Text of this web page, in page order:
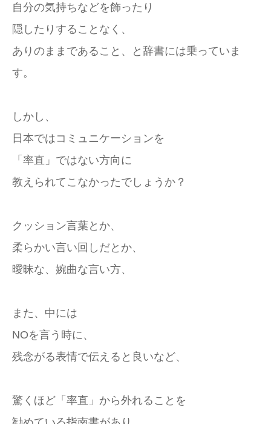
自分の気持ちなどを飾ったり
隠したりすることなく、
ありのままであること、と辞書には乗っていま
す。
しかし、
日本ではコミュニケーションを
「率直」ではない方向に
教えられてこなかったでしょうか？
クッション言葉とか、
柔らかい言い回しだとか、
曖昧な、婉曲な言い方、
また、中には
NOを言う時に、
残念がる表情で伝えると良いなど、
驚くほど「率直」から外れることを